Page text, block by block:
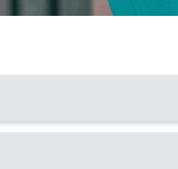
Programa d’Atenció Domiciliaria
Servei de Rehabilitació Comunitària
Assistència privada